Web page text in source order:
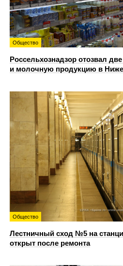
Общество
Россельхознадзор отозвал
и молочную продукцию в
Общество
Лестничный сход №5 на
открыт после ремонта